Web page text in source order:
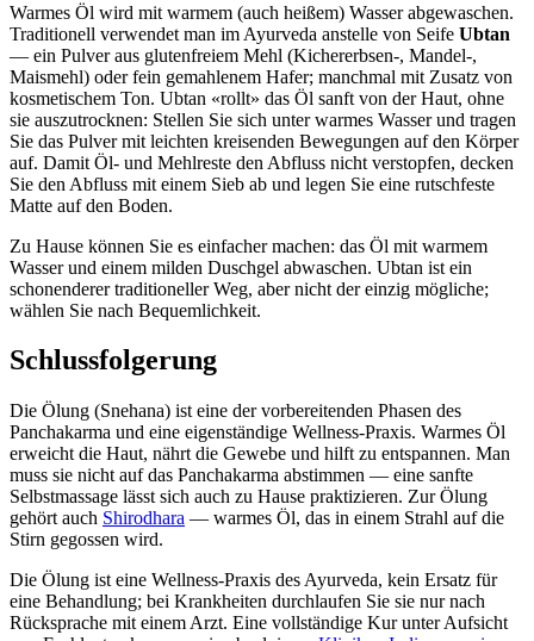
Warmes Öl wird mit warmem (auch heißem) Wasser abgewaschen.
Traditionell verwendet man im Ayurveda anstelle von Seife Ubtan
— ein Pulver aus glutenfreiem Mehl (Kichererbsen-, Mandel-,
Maismehl) oder fein gemahlenem Hafer; manchmal mit Zusatz von
kosmetischem Ton. Ubtan «rollt» das Öl sanft von der Haut, ohne
sie auszutrocknen: Stellen Sie sich unter warmes Wasser und tragen
Sie das Pulver mit leichten kreisenden Bewegungen auf den Körper
auf. Damit Öl- und Mehlreste den Abfluss nicht verstopfen, decken
Sie den Abfluss mit einem Sieb ab und legen Sie eine rutschfeste
Matte auf den Boden.
Zu Hause können Sie es einfacher machen: das Öl mit warmem
Wasser und einem milden Duschgel abwaschen. Ubtan ist ein
schonenderer traditioneller Weg, aber nicht der einzig mögliche;
wählen Sie nach Bequemlichkeit.
Schlussfolgerung
Die Ölung (Snehana) ist eine der vorbereitenden Phasen des
Panchakarma und eine eigenständige Wellness-Praxis. Warmes Öl
erweicht die Haut, nährt die Gewebe und hilft zu entspannen. Man
muss sie nicht auf das Panchakarma abstimmen — eine sanfte
Selbstmassage lässt sich auch zu Hause praktizieren. Zur Ölung
gehört auch Shirodhara — warmes Öl, das in einem Strahl auf die
Stirn gegossen wird.
Die Ölung ist eine Wellness-Praxis des Ayurveda, kein Ersatz für
eine Behandlung; bei Krankheiten durchlaufen Sie sie nur nach
Rücksprache mit einem Arzt. Eine vollständige Kur unter Aufsicht